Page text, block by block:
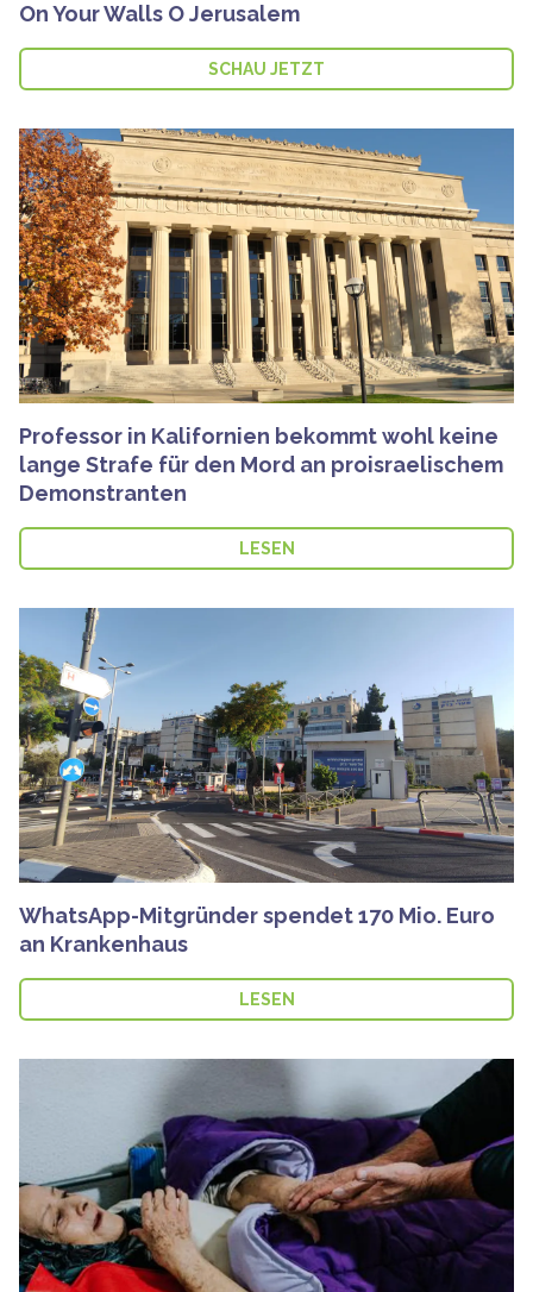
On Your Walls O Jerusalem
SCHAU JETZT
Professor in Kalifornien bekommt wohl keine
lange Strafe für den Mord an proisraelischem
Demonstranten
LESEN
WhatsApp-Mitgründer spendet 170 Mio. Euro
an Krankenhaus
LESEN